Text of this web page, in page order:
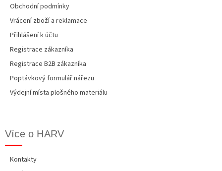
Obchodní podmínky
Vrácení zboží a reklamace
Přihlášení k účtu
Registrace zákazníka
Registrace B2B zákazníka
Poptávkový formulář nářezu
Výdejní místa plošného materiálu
Více o HARV
Kontakty